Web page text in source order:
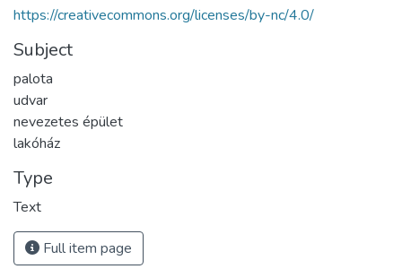
https://creativecommons.org/licenses/by-nc/4.0/
Subject
palota
udvar
nevezetes épület
lakóház
Type
Text
Full item page